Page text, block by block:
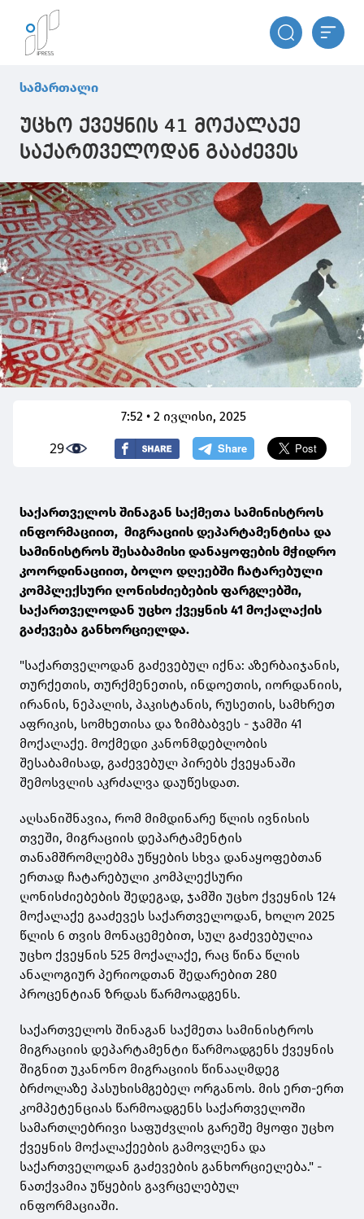
სამართალი
უცხო ქვეყნის 41 მოქალაქე
საქართველოდან გააძევეს
7:52 • 2 ივლისი, 2025
29
საქართველოს შინაგან საქმეთა სამინისტროს
ინფორმაციით, მიგრაციის დეპარტამენტისა და
სამინისტროს შესაბამისი დანაყოფების მჭიდრო
კოორდინაციით, ბოლო დღეებში ჩატარებული
კომპლექსური ღონისძიებების ფარგლებში,
საქართველოდან უცხო ქვეყნის 41 მოქალაქის
გაძევება განხორციელდა.
"საქართველოდან გაძევებულ იქნა: აზერბაიჯანის,
თურქეთის, თურქმენეთის, ინდოეთის, იორდანიის,
ირანის, ნეპალის, პაკისტანის, რუსეთის, სამხრეთ
აფრიკის, სომხეთისა და ზიმბაბვეს - ჯამში 41
მოქალაქე. მოქმედი კანონმდებლობის
შესაბამისად, გაძევებულ პირებს ქვეყანაში
შემოსვლის აკრძალვა დაუწესდათ.
აღსანიშნავია, რომ მიმდინარე წლის ივნისის
თვეში, მიგრაციის დეპარტამენტის
თანამშრომლებმა უწყების სხვა დანაყოფებთან
ერთად ჩატარებული კომპლექსური
ღონისძიებების შედეგად, ჯამში უცხო ქვეყნის 124
მოქალაქე გააძევეს საქართველოდან, ხოლო 2025
წლის 6 თვის მონაცემებით, სულ გაძევებულია
უცხო ქვეყნის 525 მოქალაქე, რაც წინა წლის
ანალოგიურ პერიოდთან შედარებით 280
პროცენტიან ზრდას წარმოადგენს.
საქართველოს შინაგან საქმეთა სამინისტროს
მიგრაციის დეპარტამენტი წარმოადგენს ქვეყნის
შიგნით უკანონო მიგრაციის წინააღმდეგ
ბრძოლაზე პასუხისმგებელ ორგანოს. მის ერთ-ერთ
კომპეტენციას წარმოადგენს საქართველოში
სამართლებრივი საფუძვლის გარეშე მყოფი უცხო
ქვეყნის მოქალაქეების გამოვლენა და
საქართველოდან გაძევების განხორციელება." -
ნათქვამია უწყების გავრცელებულ
ინფორმაციაში.